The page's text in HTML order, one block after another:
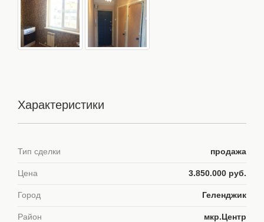
Характеристики
Тип сделки продажа
Цена 3.850.000 руб.
Город Геленджик
Район мкр.Центр